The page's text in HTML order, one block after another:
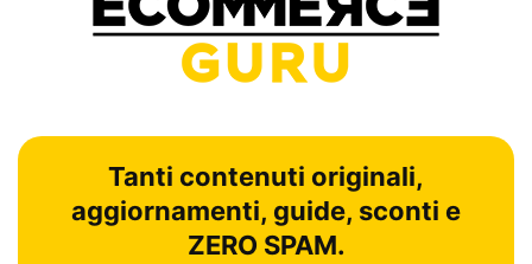
Tanti contenuti originali,
aggiornamenti, guide, sconti e
ZERO SPAM.